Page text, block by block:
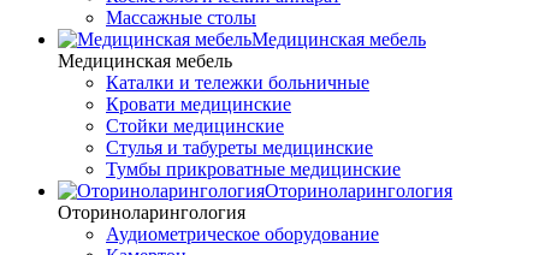
Массажные столы
Медицинская мебель
Медицинская мебель
Каталки и тележки больничные
Кровати медицинские
Стойки медицинские
Стулья и табуреты медицинские
Тумбы прикроватные медицинские
Оториноларингология
Оториноларингология
Аудиометрическое оборудование